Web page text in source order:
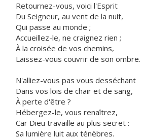
Retournez-vous, voici l'Esprit
Du Seigneur, au vent de la nuit,
Qui passe au monde ;
Accueillez-le, ne craignez rien ;
À la croisée de vos chemins,
Laissez-vous couvrir de son ombre.
N'alliez-vous pas vous desséchant
Dans vos lois de chair et de sang,
À perte d'être ?
Hébergez-le, vous renaîtrez,
Car Dieu travaille au plus secret :
Sa lumière luit aux ténèbres.